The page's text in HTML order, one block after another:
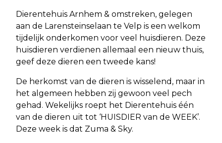
Dierentehuis Arnhem & omstreken, gelegen
aan de Larensteinselaan te Velp is een welkom
tijdelijk onderkomen voor veel huisdieren. Deze
huisdieren verdienen allemaal een nieuw thuis,
geef deze dieren een tweede kans!
De herkomst van de dieren is wisselend, maar in
het algemeen hebben zij gewoon veel pech
gehad. Wekelijks roept het Dierentehuis één
van de dieren uit tot ‘HUISDIER van de WEEK’.
Deze week is dat Zuma & Sky.